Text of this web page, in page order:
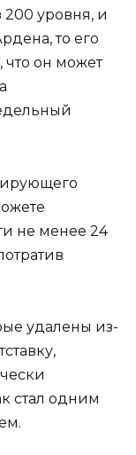
200 уровня, и
то его
что он может
не менее 24
удалены из-
стал одним